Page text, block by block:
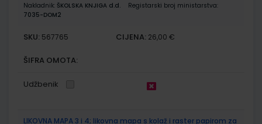
Nakladnik: ŠKOLSKA KNJIGA d.d.
Registarski broj ministarstva:
7035-DOM2
SKU: 567765 CIJENA: 26,00 €
ŠIFRA OMOTA:
Udžbenik
LIKOVNA MAPA 3 i 4; likovna mapa s kolaž i raster papirom za